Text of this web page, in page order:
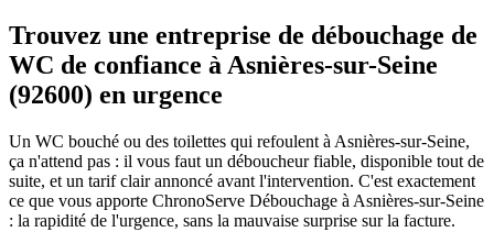
Trouvez une entreprise de débouchage de
WC de confiance à Asnières-sur-Seine
(92600) en urgence
Un WC bouché ou des toilettes qui refoulent à Asnières-sur-Seine,
ça n'attend pas : il vous faut un déboucheur fiable, disponible tout de
suite, et un tarif clair annoncé avant l'intervention. C'est exactement
ce que vous apporte ChronoServe Débouchage à Asnières-sur-Seine
: la rapidité de l'urgence, sans la mauvaise surprise sur la facture.